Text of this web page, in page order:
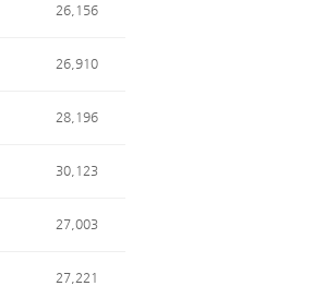
26,156
26,910
28,196
30,123
27,003
27,221